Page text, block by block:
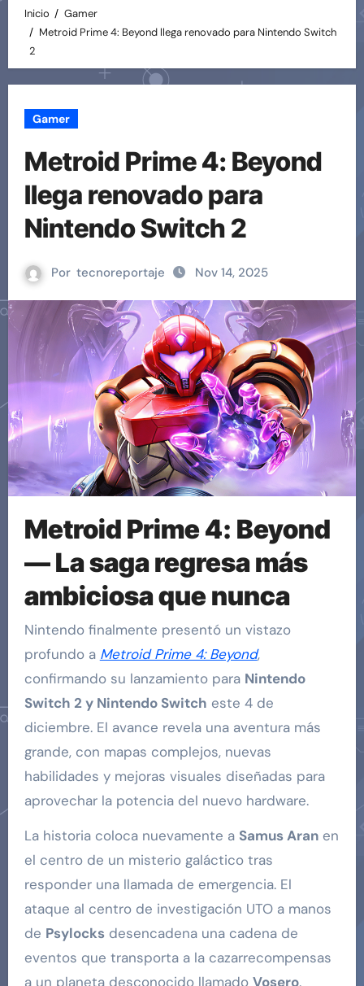
Inicio
Gamer
Metroid Prime 4: Beyond llega renovado para Nintendo Switch
2
Gamer
Metroid Prime 4: Beyond
llega renovado para
Nintendo Switch 2
Por tecnoreportaje Nov 14, 2025
Metroid Prime 4: Beyond
— La saga regresa más
ambiciosa que nunca
Nintendo finalmente presentó un vistazo
profundo a Metroid Prime 4: Beyond,
confirmando su lanzamiento para Nintendo
Switch 2 y Nintendo Switch este 4 de
diciembre. El avance revela una aventura más
grande, con mapas complejos, nuevas
habilidades y mejoras visuales diseñadas para
aprovechar la potencia del nuevo hardware.
La historia coloca nuevamente a Samus Aranen
el centro de un misterio galáctico tras
responder una llamada de emergencia. El
ataque al centro de investigación UTO a manos
de Psylocksdesencadena una cadena de
eventos que transporta a la cazarrecompensas
a un planeta desconocido llamado Vosero.